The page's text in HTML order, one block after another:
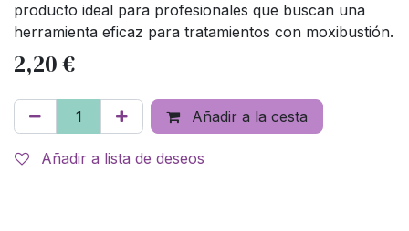
producto ideal para profesionales que buscan una
herramienta eficaz para tratamientos con moxibustión.
2,20€
Añadir a la cesta
Añadir a lista de deseos